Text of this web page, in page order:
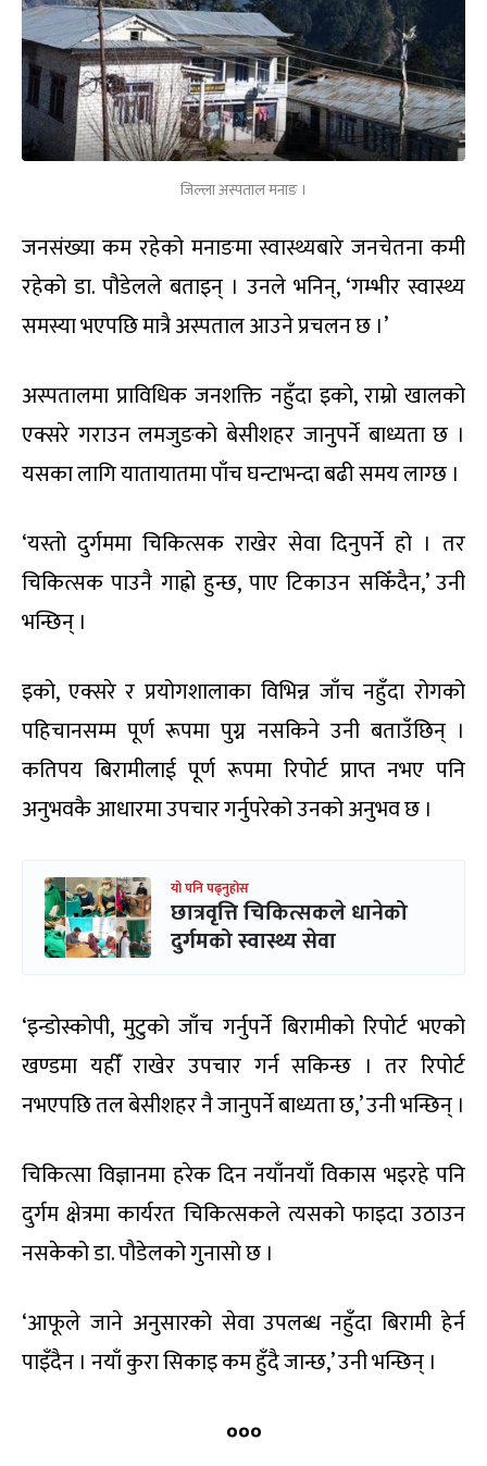
जिल्ला अस्पताल मनाङ ।
जनसंख्या कम रहेको मनाङमा स्वास्थ्यबारे जनचेतना कमी
रहेको डा. पौडेलले बताइन् । उनले भनिन्, ‘गम्भीर स्वास्थ्य
समस्या भएपछि मात्रै अस्पताल आउने प्रचलन छ ।’
अस्पतालमा प्राविधिक जनशक्ति नहुँदा इको, राम्रो खालको
एक्सरे गराउन लमजुङको बेसीशहर जानुपर्ने बाध्यता छ ।
यसका लागि यातायातमा पाँच घन्टाभन्दा बढी समय लाग्छ ।
‘यस्तो दुर्गममा चिकित्सक राखेर सेवा दिनुपर्ने हो । तर
चिकित्सक पाउनै गाह्रो हुन्छ, पाए टिकाउन सकिँदैन,’ उनी
भन्छिन् ।
इको, एक्सरे र प्रयोगशालाका विभिन्न जाँच नहुँदा रोगको
पहिचानसम्म पूर्ण रूपमा पुग्न नसकिने उनी बताउँछिन् ।
कतिपय बिरामीलाई पूर्ण रूपमा रिपोर्ट प्राप्त नभए पनि
अनुभवकै आधारमा उपचार गर्नुपरेको उनको अनुभव छ ।
यो पनि पढ्नुहोस
छात्रवृत्ति चिकित्सकले धानेको
दुर्गमको स्वास्थ्य सेवा
‘इन्डोस्कोपी, मुटुको जाँच गर्नुपर्ने बिरामीको रिपोर्ट भएको
खण्डमा यहीँ राखेर उपचार गर्न सकिन्छ । तर रिपोर्ट
नभएपछि तल बेसीशहर नै जानुपर्ने बाध्यता छ,’ उनी भन्छिन् ।
चिकित्सा विज्ञानमा हरेक दिन नयाँनयाँ विकास भइरहे पनि
दुर्गम क्षेत्रमा कार्यरत चिकित्सकले त्यसको फाइदा उठाउन
नसकेको डा. पौडेलको गुनासो छ ।
‘आफूले जाने अनुसारको सेवा उपलब्ध नहुँदा बिरामी हेर्न
पाइँदैन । नयाँ कुरा सिकाइ कम हुँदै जान्छ,’ उनी भन्छिन् ।
०००